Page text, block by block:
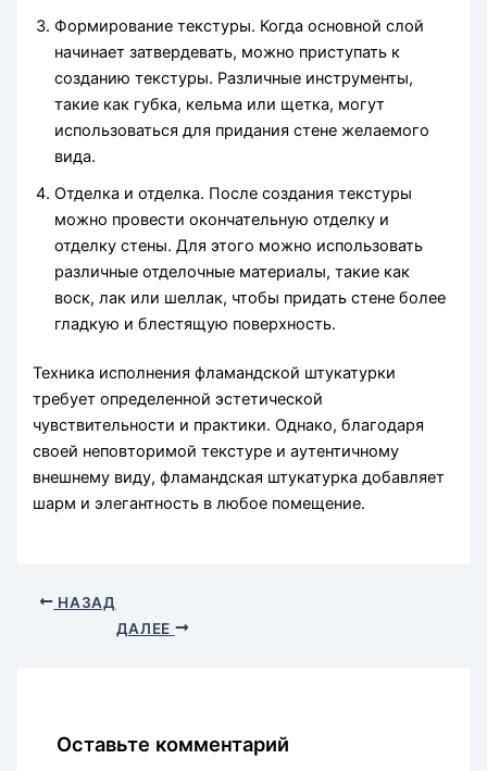
Формирование текстуры. Когда основной слой
начинает затвердевать, можно приступать к
созданию текстуры. Различные инструменты,
такие как губка, кельма или щетка, могут
использоваться для придания стене желаемого
вида.
Отделка и отделка. После создания текстуры
можно провести окончательную отделку и
отделку стены. Для этого можно использовать
различные отделочные материалы, такие как
воск, лак или шеллак, чтобы придать стене более
гладкую и блестящую поверхность.
Техника исполнения фламандской штукатурки
требует определенной эстетической
чувствительности и практики. Однако, благодаря
своей неповторимой текстуре и аутентичному
внешнему виду, фламандская штукатурка добавляет
шарм и элегантность в любое помещение.
НАЗАД
ДАЛЕЕ
Оставьте комментарий